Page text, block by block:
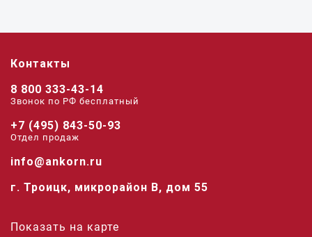
Контакты
8 800 333-43-14
Звонок по РФ беcплатный
+7 (495) 843-50-93
Отдел продаж
info@ankorn.ru
г. Троицк, микрорайон В, дом 55
Показать на карте